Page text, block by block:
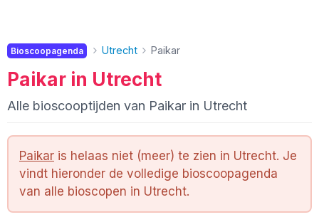
Bioscoopagenda Utrecht Paikar
Paikar in Utrecht
Alle bioscooptijden van Paikar in Utrecht
Paikar is helaas niet (meer) te zien in Utrecht. Je
vindt hieronder de volledige bioscoopagenda
van alle bioscopen in Utrecht.